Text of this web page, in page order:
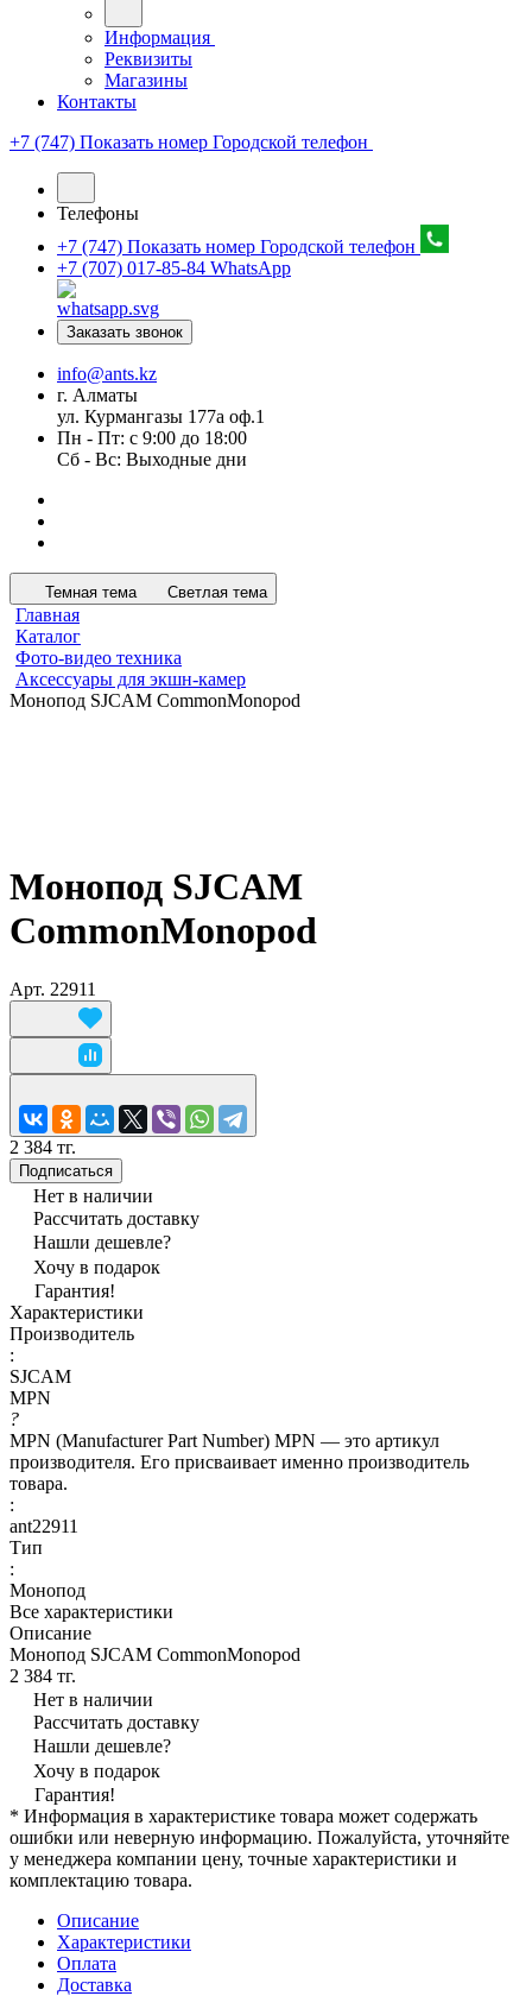
Информация
Реквизиты
Магазины
Контакты
+7 (747) Показать номер Городской телефон
Телефоны
+7 (747) Показать номер Городской телефон
+7 (707) 017-85-84 WhatsApp
Заказать звонок
info@ants.kz
г. Алматы
ул. Курмангазы 177а оф.1
Пн - Пт: с 9:00 до 18:00
Сб - Вс: Выходные дни
Темная тема Светлая тема
Главная
Каталог
Фото-видео техника
Аксессуары для экшн-камер
Монопод SJCAM CommonMonopod
Монопод SJCAM
CommonMonopod
Арт. 22911
2 384 тг.
Подписаться
Нет в наличии
Рассчитать доставку
Нашли дешевле?
Хочу в подарок
Гарантия!
Характеристики
Производитель
:
SJCAM
MPN
?
MPN (Manufacturer Part Number) MPN — это артикул
производителя. Его присваивает именно производитель
товара.
:
ant22911
Тип
:
Монопод
Все характеристики
Описание
Монопод SJCAM CommonMonopod
2 384 тг.
Нет в наличии
Рассчитать доставку
Нашли дешевле?
Хочу в подарок
Гарантия!
* Информация в характеристике товара может содержать
ошибки или неверную информацию. Пожалуйста, уточняйте
у менеджера компании цену, точные характеристики и
комплектацию товара.
Описание
Характеристики
Оплата
Доставка